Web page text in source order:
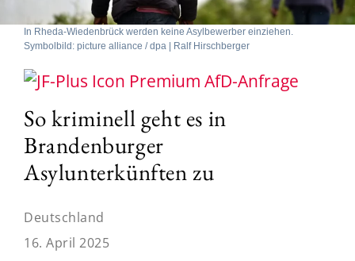
In Rheda-Wiedenbrück werden keine Asylbewerber einziehen.
Symbolbild: picture alliance / dpa | Ralf Hirschberger
AfD-Anfrage
So kriminell geht es in
Brandenburger
Asylunterkünften zu
Deutschland
16. April 2025